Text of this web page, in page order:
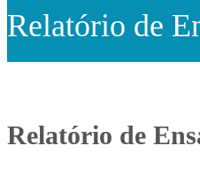
Relatório de
Relatório de